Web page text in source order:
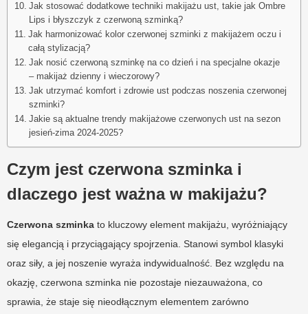
Jak stosować dodatkowe techniki makijażu ust, takie jak Ombre
Lips i błyszczyk z czerwoną szminką?
Jak harmonizować kolor czerwonej szminki z makijażem oczu i
całą stylizacją?
Jak nosić czerwoną szminkę na co dzień i na specjalne okazje
– makijaż dzienny i wieczorowy?
Jak utrzymać komfort i zdrowie ust podczas noszenia czerwonej
szminki?
Jakie są aktualne trendy makijażowe czerwonych ust na sezon
jesień-zima 2024-2025?
Czym jest czerwona szminka i
dlaczego jest ważna w makijażu?
Czerwona szminka to kluczowy element makijażu, wyróżniający
się elegancją i przyciągający spojrzenia. Stanowi symbol klasyki
oraz siły, a jej noszenie wyraża indywidualność. Bez względu na
okazję, czerwona szminka nie pozostaje niezauważona, co
sprawia, że staje się nieodłącznym elementem zarówno